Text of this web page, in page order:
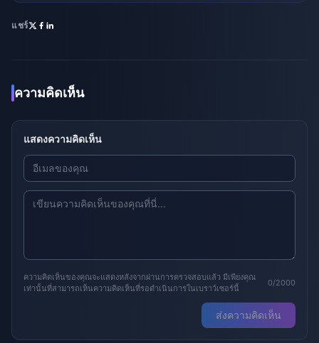
แชร์
ความคิดเห็น
แสดงความคิดเห็น
ความคิดเห็นของคุณจะแสดงหลังจากผ่านการตรวจสอบแล้ว มีเพียงคุณ
เท่านั้นที่สามารถเห็นความคิดเห็นที่รอดำเนินการในเบราว์เซอร์นี้
0/2000
ส่งความคิดเห็น